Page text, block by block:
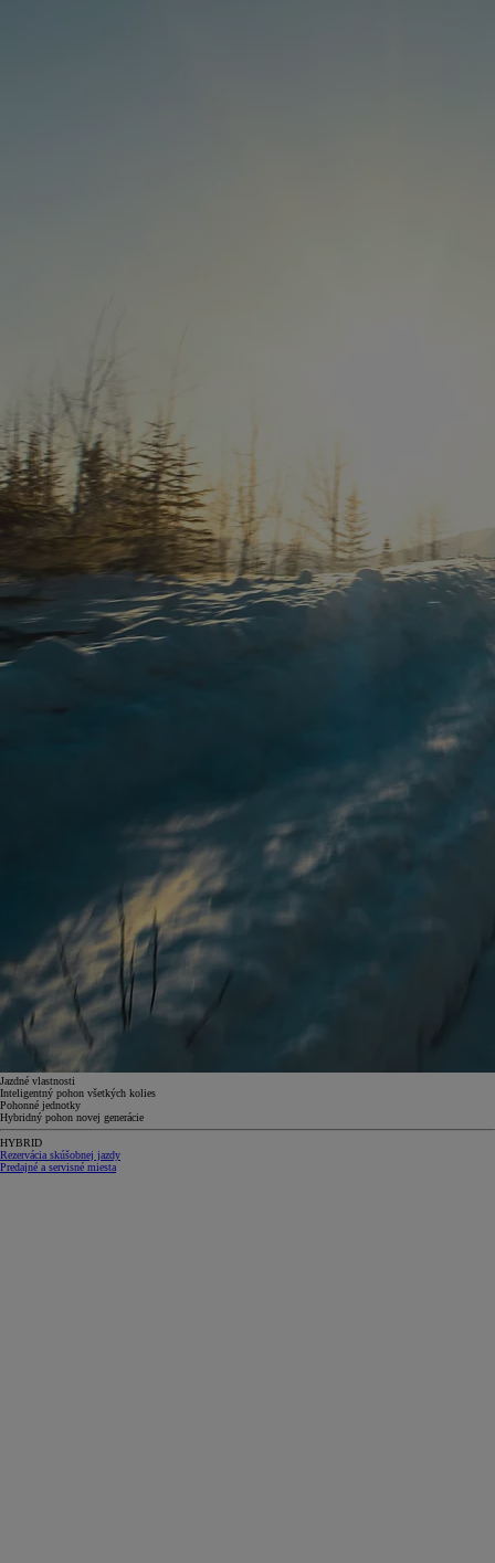
Jazdné vlastnosti
Inteligentný pohon všetkých kolies
Pohonné jednotky
Hybridný pohon novej generácie
HYBRID
Rezervácia skúšobnej jazdy
Predajné a servisné miesta